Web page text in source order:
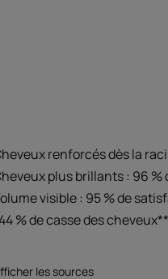
renforcés dès la
plus brillants : 96
visible : 95 % de
% de casse des cheveux**
les sources